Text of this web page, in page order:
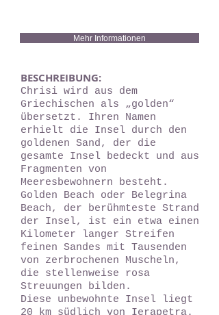
Mehr Informationen
BESCHREIBUNG:
Chrisi wird aus dem
Griechischen als „golden“
übersetzt. Ihren Namen
erhielt die Insel durch den
goldenen Sand, der die
gesamte Insel bedeckt und aus
Fragmenten von
Meeresbewohnern besteht.
Golden Beach oder Belegrina
Beach, der berühmteste Strand
der Insel, ist ein etwa einen
Kilometer langer Streifen
feinen Sandes mit Tausenden
von zerbrochenen Muscheln,
die stellenweise rosa
Streuungen bilden.
Diese unbewohnte Insel liegt
20 km südlich von Ierapetra.